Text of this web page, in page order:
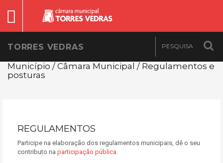
TORRES VEDRAS
Município / Câmara Municipal / Regulamentos e
posturas
REGULAMENTOS
Participe na elaboração dos regulamentos municipais, dê o seu
contributo na participação pública.